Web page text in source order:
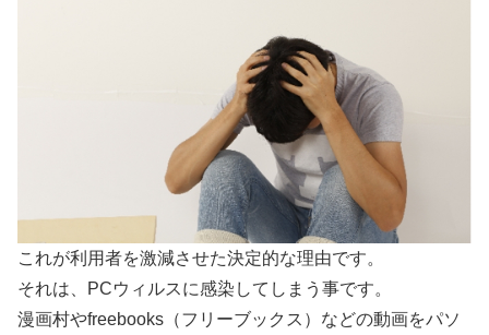
これが利用者を激減させた決定的な理由です。
それは、PCウィルスに感染してしまう事です。
漫画村やfreebooks（フリーブックス）などの動画をパソ